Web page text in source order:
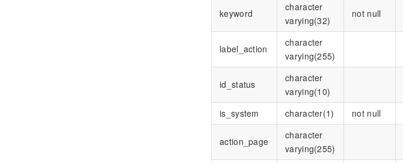
keyword
character
varying(32)
not null
label_action
character
varying(255)
id_status
character
varying(10)
is_system character(1) not null
action_page
character
varying(255)